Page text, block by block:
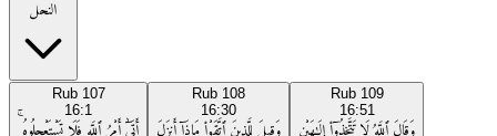
النحل
Rub 107
16:1
Rub 108
16:30
Rub 109
16:51